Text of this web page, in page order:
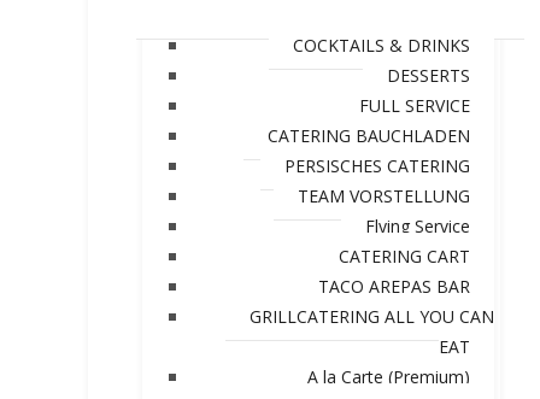
COCKTAILS & DRINKS
DESSERTS
FULL SERVICE
CATERING BAUCHLADEN
PERSISCHES CATERING
TEAM VORSTELLUNG
Flying Service
CATERING CART
TACO AREPAS BAR
GRILLCATERING ALL YOU CAN
EAT
A la Carte (Premium)